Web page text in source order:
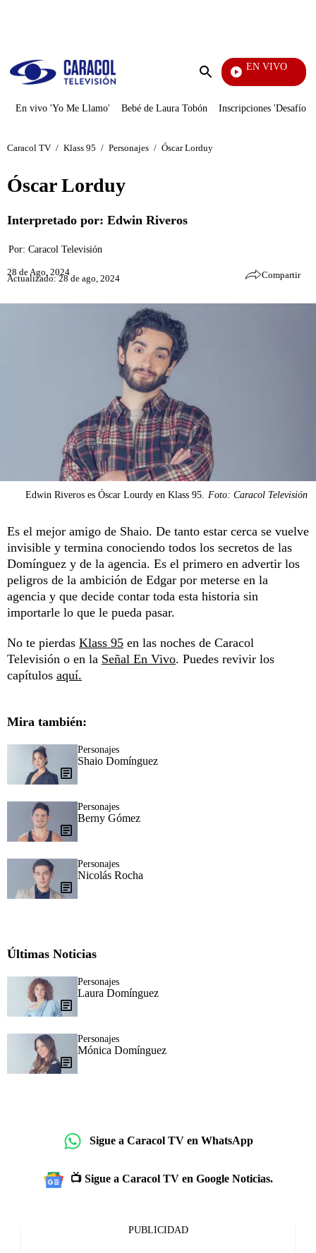
Enviar
EN VIVO
Televentas
En vivo 'Yo Me Llamo' Bebé de Laura Tobón Inscripciones 'Desafío'
Caracol TV / Klass 95 / Personajes / Óscar Lorduy​
Óscar Lorduy​
Interpretado por: Edwin Riveros​
Por: Caracol Televisión
28 de Ago, 2024
Actualizado: 28 de ago, 2024 Compartir
Edwin Riveros es Óscar Lourdy en Klass 95. Foto: Caracol Televisión
Es el mejor amigo de Shaio. De tanto estar cerca se vuelve
invisible y termina conociendo todos los secretos de las
Domínguez y de la agencia. Es el primero en advertir los
peligros de la ambición de Edgar por meterse en la
agencia y que decide contar toda esta historia sin
importarle lo que le pueda pasar.
No te pierdas Klass 95 en las noches de Caracol
Televisión o en la Señal En Vivo. Puedes revivir los
capítulos aquí.
Mira también:
Personajes
Shaio Domínguez
Personajes
Berny Gómez​
Personajes
Nicolás Rocha​
Últimas Noticias
Personajes
Laura Domínguez
Personajes
Mónica Domínguez​
Sigue a Caracol TV en WhatsApp
📺 Sigue a Caracol TV en Google Noticias.
PUBLICIDAD